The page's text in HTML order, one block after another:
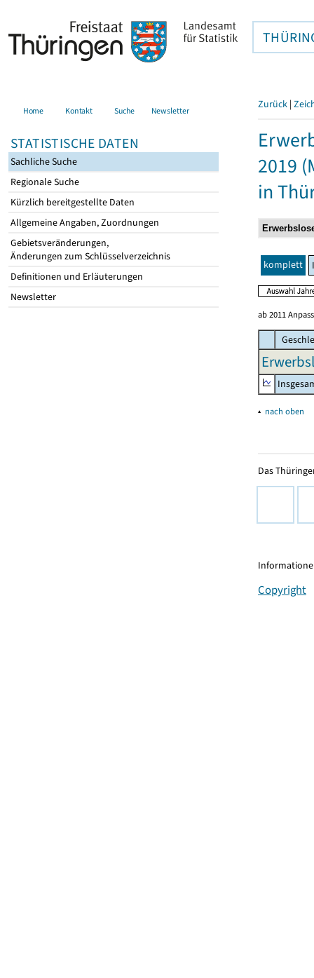
Home Kontakt Suche Newsletter
STATISTISCHE DATEN
Sachliche Suche
Regionale Suche
Kürzlich bereitgestellte Daten
Allgemeine Angaben, Zuordnungen
Gebietsveränderungen,
Änderungen zum Schlüsselverzeichnis
Definitionen und Erläuterungen
Newsletter
Zurück |
2019
in
komplett
ab 2011
▴ nach oben
Das
Copyright